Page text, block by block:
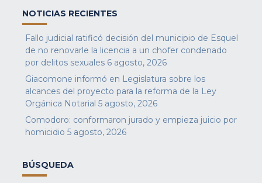
NOTICIAS RECIENTES
Fallo judicial ratificó decisión del municipio de Esquel
de no renovarle la licencia a un chofer condenado
por delitos sexuales 6 agosto, 2026
Giacomone informó en Legislatura sobre los
alcances del proyecto para la reforma de la Ley
Orgánica Notarial 5 agosto, 2026
Comodoro: conformaron jurado y empieza juicio por
homicidio 5 agosto, 2026
BÚSQUEDA